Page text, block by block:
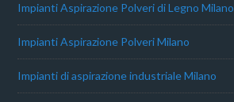
Impianti Aspirazione Polveri di Legno Milano
Impianti Aspirazione Polveri Milano
Impianti di aspirazione industriale Milano